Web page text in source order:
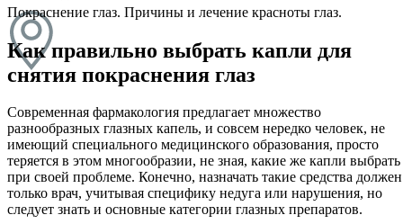
Покраснение глаз. Причины и лечение красноты глаз.
Как правильно выбрать капли для
снятия покраснения глаз
Современная фармакология предлагает множество
разнообразных глазных капель, и совсем нередко человек, не
имеющий специального медицинского образования, просто
теряется в этом многообразии, не зная, какие же капли выбрать
при своей проблеме. Конечно, назначать такие средства должен
только врач, учитывая специфику недуга или нарушения, но
следует знать и основные категории глазных препаратов.